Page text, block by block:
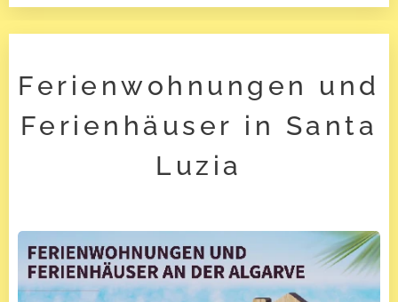
Ferienwohnungen und
Ferienhäuser in Santa
Luzia